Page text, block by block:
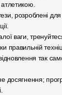
розроблені для
ваги,
правильній
так
досягнення;